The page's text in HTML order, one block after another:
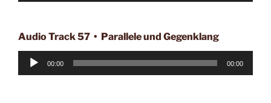
Audio Track 57 • Parallele und Gegenklang
Audio-
00:00 00:00